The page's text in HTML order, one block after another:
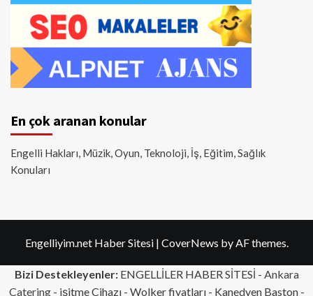
En çok aranan konular
Engelli Hakları, Müzik, Oyun, Teknoloji, İş, Eğitim, Sağlık
Konuları
Engelliyim.net Haber Sitesi | CoverNews by AF themes.
Bizi Destekleyenler:ENGELLİLER HABER SİTESİ - Ankara
Catering- işitme Cihazı - Wolker fiyatları - Kanedyen Baston -